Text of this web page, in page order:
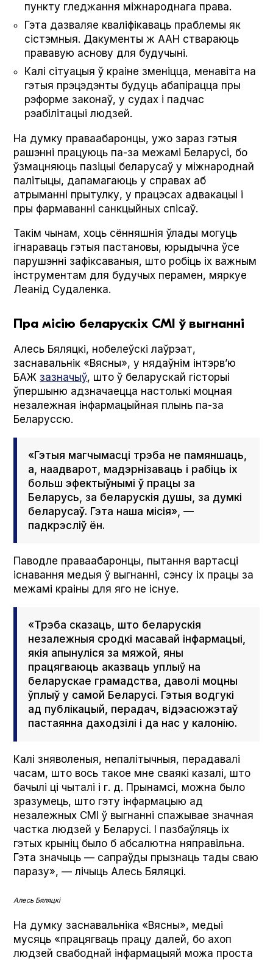
пункту гледжання міжнароднага права.
Гэта дазваляе кваліфікаваць праблемы як
сістэмныя. Дакументы ж ААН ствараюць
прававую аснову для будучыні.
Калі сітуацыя ў краіне зменіцца, менавіта на
гэтыя прэцэдэнты будуць абапірацца пры
рэформе законаў, у судах і падчас
рэабілітацыі людзей.
На думку праваабаронцы, ужо зараз гэтыя
рашэнні працуюць па-за межамі Беларусі, бо
ўзмацняюць пазіцыі беларусаў у міжнароднай
палітыцы, дапамагаюць у справах аб
атрыманні прытулку, у працэсах адвакацыі і
пры фармаванні санкцыйных спісаў.
Такім чынам, хоць сённяшнія ўлады могуць
ігнараваць гэтыя пастановы, юрыдычна ўсе
парушэнні зафіксаваныя, што робіць іх важным
інструментам для будучых перамен, мяркуе
Леанід Судаленка.
Пра місію беларускіх СМІ ў выгнанні
Алесь Бяляцкі, нобелеўскі лаўрэат,
заснавальнік «Вясны», у нядаўнім інтэрв’ю
БАЖ зазначыў, што ў беларускай гісторыі
ўпершыню адзначаецца настолькі моцная
незалежная інфармацыйная плынь па-за
Беларуссю.
«Гэтыя магчымасці трэба не памяншаць,
а, наадварот, мадэрнізаваць і рабіць іх
больш эфектыўнымі ў працы за
Беларусь, за беларускія душы, за думкі
беларусаў. Гэта наша місія», —
падкрэсліў ён.
Паводле праваабаронцы, пытання вартасці
існавання медыя ў выгнанні, сэнсу іх працы за
межамі краіны для яго не існуе.
«Трэба сказаць, што беларускія
незалежныя сродкі масавай інфармацыі,
якія апынуліся за мяжой, яны
працягваюць аказваць уплыў на
беларускае грамадства, даволі моцны
ўплыў у самой Беларусі. Гэтыя водгукі
ад публікацый, перадач, відэасюжэтаў
пастаянна даходзілі і да нас у калонію.
Калі зняволеныя, непалітычныя, перадавалі
часам, што вось такое мне сваякі казалі, што
бачылі ці чыталі і г. д. Прынамсі, можна было
зразумець, што гэту інфармацыю ад
незалежных СМІ ў выгнанні спажывае значная
частка людзей у Беларусі. І пазбаўляць іх
гэтых крыніц было б абсалютна няправільна.
Гэта значыць — сапраўды прызнаць тады сваю
паразу», — лічыць Алесь Бяляцкі.
Алесь Бяляцкі
На думку заснавальніка «Вясны», медыі
мусяць «працягваць працу далей, бо ахоп
людзей свабоднай інфармацыяй можа проста